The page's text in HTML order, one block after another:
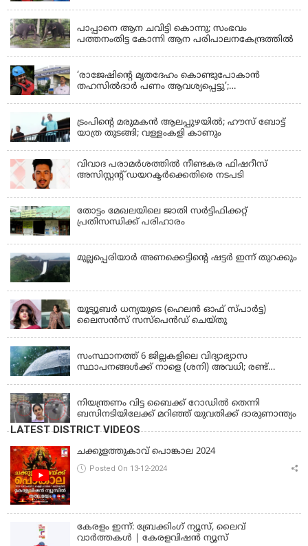
പാപ്പാനെ ആന ചവിട്ടി കൊന്നു; സംഭവം
പത്തനംതിട്ട കോന്നി ആന പരിപാലനകേന്ദ്രത്തിൽ
‘രാജേഷിന്‍റെ മൃതദേഹം കൊണ്ടുപോകാന്‍
തഹസില്‍ദാര്‍ പണം ആവശ്യപ്പെട്ടു’;
ട്രംപിന്റെ മരുമകന്‍ ആലപ്പുഴയില്‍; ഹൗസ് ബോട്ട്
യാത്ര തുടങ്ങി; വള്ളംകളി കാണും
വിവാദ പരാമര്‍ശത്തില്‍ നീണ്ടകര ഫിഷറീസ്
അസിസ്റ്റന്റ് ഡയറക്ടര്‍ക്കെതിരെ നടപടി
തോട്ടം മേഖലയിലെ ജാതി സര്‍ട്ടിഫിക്കറ്റ്
പ്രതിസന്ധിക്ക് പരിഹാരം
മുല്ലപ്പെരിയാര്‍ അണക്കെട്ടിൻ്റെ ഷട്ടര്‍ ഇന്ന് തുറക്കും
യൂട്യൂബർ ധന്യയുടെ (ഹെലൻ ഓഫ് സ്പാർട്ട)
ലൈസൻസ് സസ്‌പെൻഡ് ചെയ്തു
സംസ്ഥാനത്ത് 6 ജില്ലകളിലെ വിദ്യാഭ്യാസ
സ്ഥാപനങ്ങൾക്ക് നാളെ (ശനി) അവധി; രണ്ട്
നിയന്ത്രണം വിട്ട ബൈക്ക് റോഡിൽ തെന്നി
ബസിനടിയിലേക്ക് മറിഞ്ഞ് യുവതിക്ക് ദാരുണാന്ത്യം
LATEST DISTRICT VIDEOS
ചക്കുളത്തുകാവ് പൊങ്കാല 2024
Posted On 13-12-2024
കേരളം ഇന്ന്: ബ്രേക്കിംഗ് ന്യൂസ്, ലൈവ്
വാർത്തകൾ | കേരളവിഷൻ ന്യൂസ്